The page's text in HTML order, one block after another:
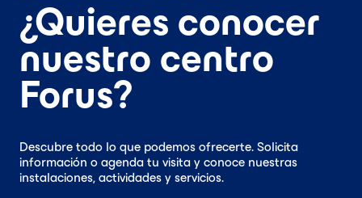
¿Quieres conocer
nuestro centro
Forus?
Descubre todo lo que podemos ofrecerte. Solicita
información o agenda tu visita y conoce nuestras
instalaciones, actividades y servicios.